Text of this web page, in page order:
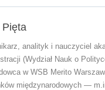
analityk i nauczyciel
(Wydział Nauk o
w WSB Merito
międzynarodowych —